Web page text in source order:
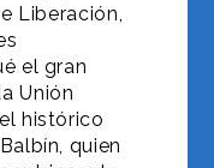
Liberación,
el gran
Unión
histórico
quien